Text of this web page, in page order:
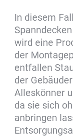
In diesem
wird eine
der
entfallen
der
Alleskönner
da sie sich
anbringen